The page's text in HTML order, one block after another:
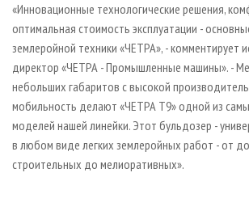
«Инновационные технологические решения,
оптимальная стоимость эксплуатации -
землеройной техники «ЧЕТРА», - комментирует
директор «ЧЕТРА - Промышленные машины». -
небольших габаритов с высокой
мобильность делают «ЧЕТРА Т9» одной из
моделей нашей линейки. Этот бульдозер -
в любом виде легких землеройных работ - от
строительных до мелиоративных».